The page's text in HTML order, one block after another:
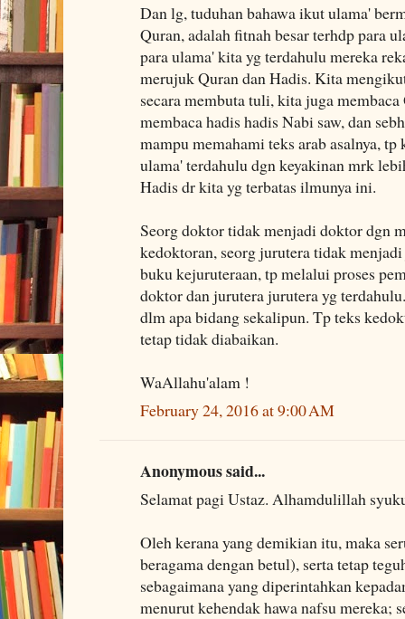
Dan lg, tuduhan bahawa ikut ulama'
Quran, adalah fitnah besar terhdp para
para ulama' kita yg terdahulu mereka
merujuk Quran dan Hadis. Kita
secara membuta tuli, kita juga
membaca hadis hadis Nabi saw, dan
mampu memahami teks arab asalnya,
ulama' terdahulu dgn keyakinan mrk
Hadis dr kita yg terbatas ilmunya ini.
Seorg doktor tidak menjadi doktor dgn
kedoktoran, seorg jurutera tidak
buku kejuruteraan, tp melalui proses
doktor dan jurutera jurutera yg
dlm apa bidang sekalipun. Tp teks
tetap tidak diabaikan.
WaAllahu'alam !
February 24, 2016 at 9:00 AM
Anonymous said...
Selamat pagi Ustaz. Alhamdulillah
Oleh kerana yang demikian itu, maka
beragama dengan betul), serta tetap
sebagaimana yang diperintahkan
menurut kehendak hawa nafsu mereka;